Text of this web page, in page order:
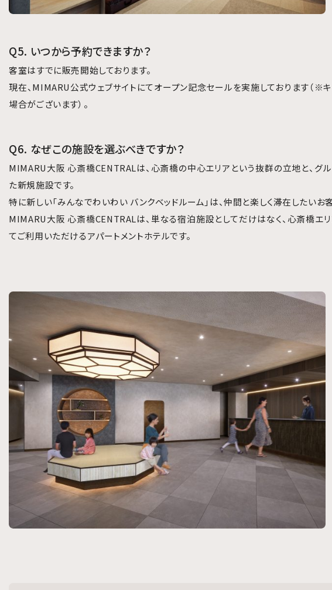
Q5. いつから予約できますか？
客室はすでに販売開始しております。
現在、MIMARU公式ウェブサイトにてオープン記念セールを実施しております（※
場合がございます）。
Q6. なぜこの施設を選ぶべきですか？
MIMARU大阪 心斎橋CENTRALは、心斎橋の中心エリアという抜群の立地と、グ
た新規施設です。
特に新しい「みんなでわいわい バンクベッドルーム」は、仲間と楽しく滞在したいお
MIMARU大阪 心斎橋CENTRALは、単なる宿泊施設としてだけはなく、心斎橋エ
てご利用いただけるアパートメントホテルです。